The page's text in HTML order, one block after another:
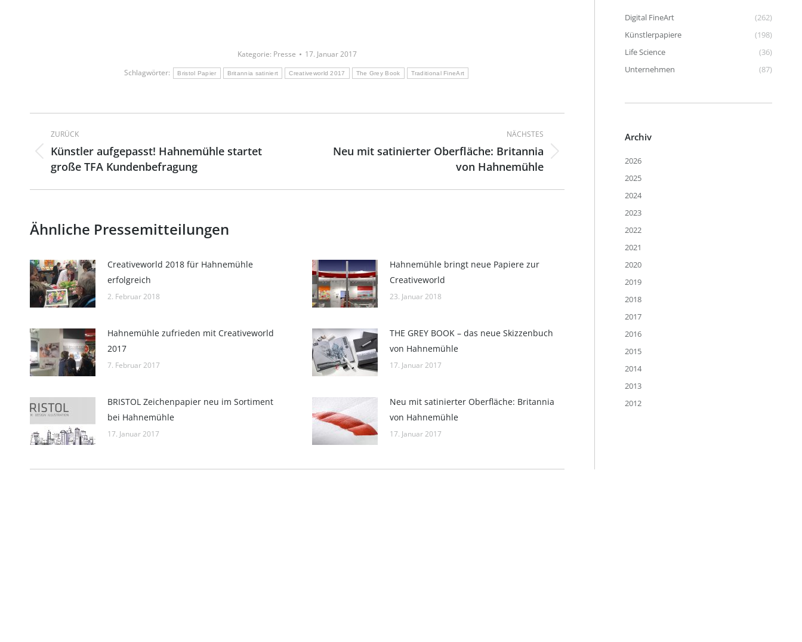
Kategorie: Presse
17. Januar 2017
Schlagwörter:
Bristol Papier Britannia satiniert Creativeworld 2017 The Grey Book Traditional FineArt
Kommentarnavigation
ZURÜCK
Vorheriger
Beitrag:
Künstler aufgepasst! Hahnemühle startet
große TFA Kundenbefragung
NÄCHSTES
Nächster
Neu mit satinierter Oberfläche: Britannia
von Hahnemühle
Ähnliche Pressemitteilungen
Creativeworld 2018 für Hahnemühle
erfolgreich
2. Februar 2018
Hahnemühle bringt neue Papiere zur
Creativeworld
23. Januar 2018
Hahnemühle zufrieden mit Creativeworld
2017
7. Februar 2017
THE GREY BOOK – das neue Skizzenbuch
von Hahnemühle
17. Januar 2017
BRISTOL Zeichenpapier neu im Sortiment
bei Hahnemühle
17. Januar 2017
Neu mit satinierter Oberfläche: Britannia
von Hahnemühle
17. Januar 2017
Digital FineArt
(262)
Künstlerpapiere
(198)
Life Science
(36)
Unternehmen
(87)
Archiv
2026
2025
2024
2023
2022
2021
2020
2019
2018
2017
2016
2015
2014
2013
2012